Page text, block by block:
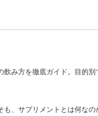
み方を徹底ガイド。目的
、サプリメントとは何なの